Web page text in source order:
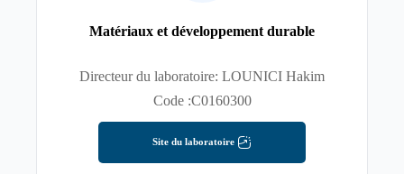
Matériaux et développement durable
Directeur du laboratoire: LOUNICI Hakim
Code :C0160300
Site du laboratoire